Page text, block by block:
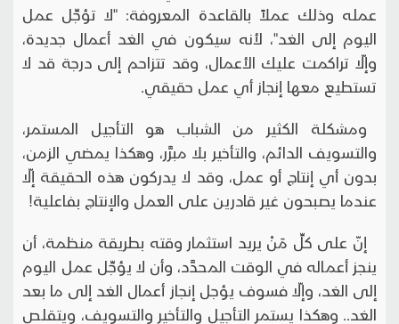
عمله وذلك عملاً بالقاعدة المعروفة: "لا تؤجِّل عمل
اليوم إلى الغد"، لأنه سيكون في الغد أعمال جديدة،
وإلّا تراكمت عليك الأعمال، وقد تتزاحم إلى درجة قد لا
تستطيع معها إنجاز أي عمل حقيقي.
ومشكلة الكثير من الشباب هو التأجيل المستمر،
والتسويف الدائم، والتأخير بلا مبرَّر، وهكذا يمضي الزمن،
بدون أي إنتاج أو عمل، وقد لا يدركون هذه الحقيقة إلّا
عندما يصبحون غير قادرين على العمل والإنتاج بفاعلية!
إنّ على كلِّ مَنْ يريد استثمار وقته بطريقة منظمة، أن
ينجز أعماله في الوقت المحدَّد، وأن لا يؤجِّل عمل اليوم
إلى الغد، وإلّا فسوف يؤجل إنجاز أعمال الغد إلى ما بعد
الغد.. وهكذا يستمر التأجيل والتأخير والتسويف، ويتقلص